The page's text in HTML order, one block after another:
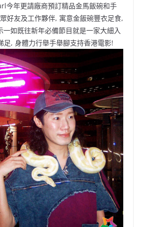
今年更請廠商預訂精品金馬飯碗和手
好友及工作夥伴, 寓意金飯碗豐衣足食,
如既往新年必備節目就是一家大細入
足, 身體力行舉手舉腳支持香港電影!